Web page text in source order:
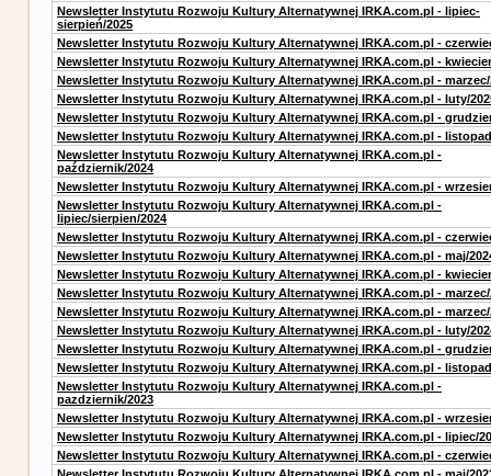
Newsletter Instytutu Rozwoju Kultury Alternatywnej IRKA.com.pl - lipiec-
sierpień/2025
Newsletter Instytutu Rozwoju Kultury Alternatywnej IRKA.com.pl -
Newsletter Instytutu Rozwoju Kultury Alternatywnej IRKA.com.pl -
Newsletter Instytutu Rozwoju Kultury Alternatywnej IRKA.com.pl - marzec/
Newsletter Instytutu Rozwoju Kultury Alternatywnej IRKA.com.pl - luty/
Newsletter Instytutu Rozwoju Kultury Alternatywnej IRKA.com.pl -
Newsletter Instytutu Rozwoju Kultury Alternatywnej IRKA.com.pl -
Newsletter Instytutu Rozwoju Kultury Alternatywnej IRKA.com.pl -
październik/2024
Newsletter Instytutu Rozwoju Kultury Alternatywnej IRKA.com.pl -
Newsletter Instytutu Rozwoju Kultury Alternatywnej IRKA.com.pl -
lipiec/sierpien/2024
Newsletter Instytutu Rozwoju Kultury Alternatywnej IRKA.com.pl -
Newsletter Instytutu Rozwoju Kultury Alternatywnej IRKA.com.pl - maj/
Newsletter Instytutu Rozwoju Kultury Alternatywnej IRKA.com.pl -
Newsletter Instytutu Rozwoju Kultury Alternatywnej IRKA.com.pl - marzec/
Newsletter Instytutu Rozwoju Kultury Alternatywnej IRKA.com.pl - marzec/
Newsletter Instytutu Rozwoju Kultury Alternatywnej IRKA.com.pl - luty/
Newsletter Instytutu Rozwoju Kultury Alternatywnej IRKA.com.pl -
Newsletter Instytutu Rozwoju Kultury Alternatywnej IRKA.com.pl -
Newsletter Instytutu Rozwoju Kultury Alternatywnej IRKA.com.pl -
pazdziernik/2023
Newsletter Instytutu Rozwoju Kultury Alternatywnej IRKA.com.pl -
Newsletter Instytutu Rozwoju Kultury Alternatywnej IRKA.com.pl - lipiec/
Newsletter Instytutu Rozwoju Kultury Alternatywnej IRKA.com.pl -